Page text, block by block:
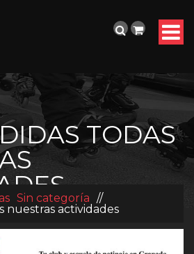
TODAS
Sin categoría //
nuestras actividades